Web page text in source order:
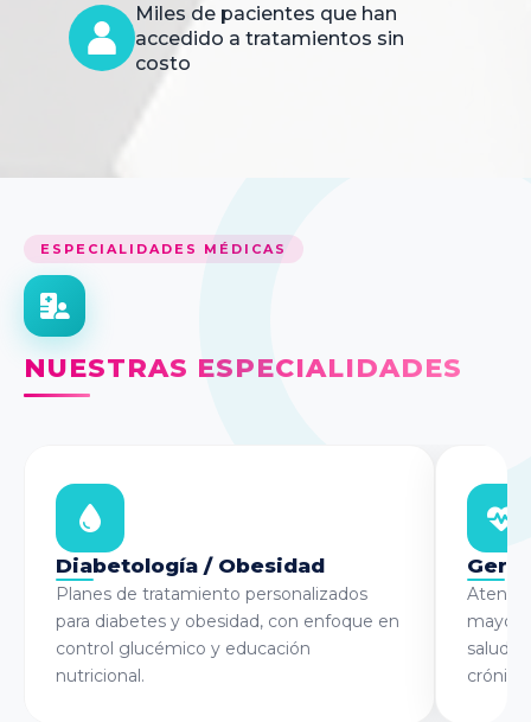
Miles de pacientes que han
accedido a tratamientos sin
costo
ESPECIALIDADES MÉDICAS
NUESTRAS ESPECIALIDADES
Diabetología / Obesidad
Planes de tratamiento personalizados
para diabetes y obesidad, con enfoque en
control glucémico y educación
nutricional.